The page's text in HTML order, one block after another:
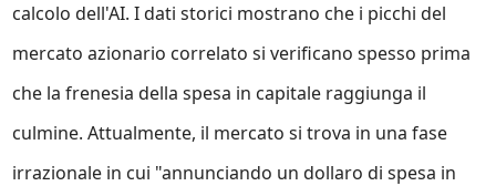
calcolo dell'AI. I dati storici mostrano che i picchi del
mercato azionario correlato si verificano spesso prima
che la frenesia della spesa in capitale raggiunga il
culmine. Attualmente, il mercato si trova in una fase
irrazionale in cui "annunciando un dollaro di spesa in